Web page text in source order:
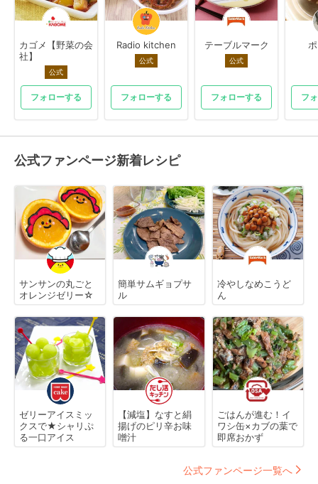
カゴメ【野菜の会
社】
公式
フォローする
Radio kitchen
公式
フォローする
テーブルマーク
公式
フォローする フ
公式ファンページ新着レシピ
サンサンの丸ごと
オレンジゼリー☆
簡単サムギョプサ
ル
冷やしなめこうど
ん
ゼリーアイスミッ
クスで★シャリぷ
る一口アイス
【減塩】なすと絹
揚げのピリ辛お味
噌汁
ごはんが進む！イ
ワシ缶×カブの葉で
即席おかず
公式ファンページ一覧へ